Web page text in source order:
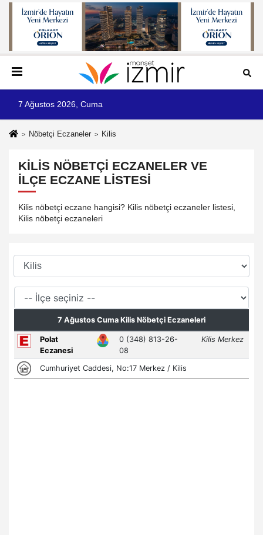
7 Ağustos 2026, Cuma
Nöbetçi Eczaneler Kilis
KILIS NÖBETÇI ECZANELER VE
İLÇE ECZANE LISTESI
Kilis nöbetçi eczane hangisi? Kilis nöbetçi eczaneler listesi,
Kilis nöbetçi eczaneleri